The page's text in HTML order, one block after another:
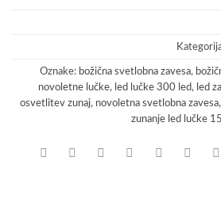
Oznake: božična svetlobna zavesa,
novoletne lučke, led lučke 300 led, led
osvetlitev zunaj, novoletna svetlobna zavesa,
zunanje led lučke